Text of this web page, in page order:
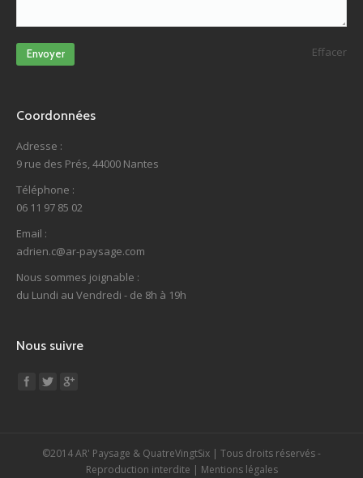
Envoyer Effacer
Coordonnées
Adresse :
9 rue des Prés, 44000 Nantes
Téléphone :
06 11 97 85 02
Email :
adrien.c@ar-paysage.com
Nous sommes joignable :
du Lundi au Vendredi - de 8h à 19h
Nous suivre
Find us on:
©2014 AR' Paysage & QuatreVingtSix | Tous droits réservés -
Reproduction interdite | Mentions légales